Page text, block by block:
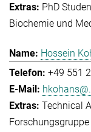
PhD
Biochemie und
Hossein
+49 551
Technical